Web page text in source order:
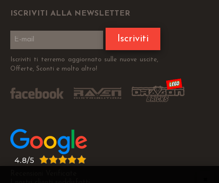
ISCRIVITI ALLA NEWSLETTER
Iscriviti
Iscriviti ti terremo aggiornato sulle nuove uscite,
Offerte, Sconti e molto altro!